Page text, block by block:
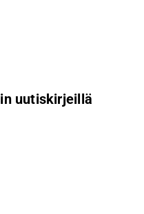
uutiskirjeillä